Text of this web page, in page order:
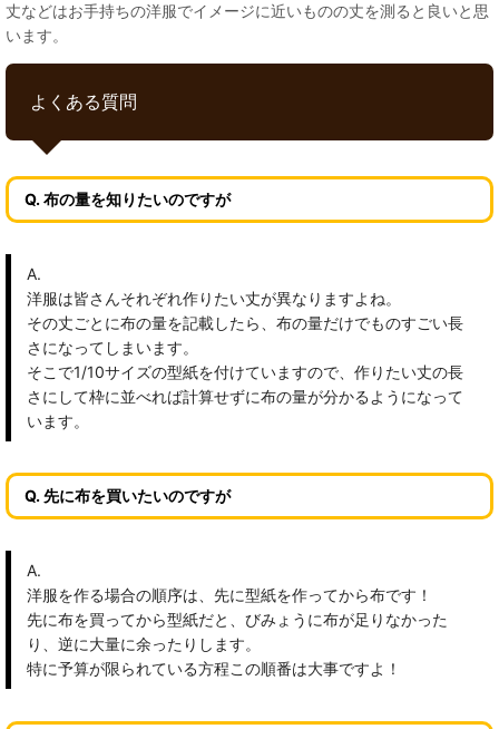
丈などはお手持ちの洋服でイメージに近いものの丈を測ると良いと思
います。
よくある質問
Q. 布の量を知りたいのですが
A.
洋服は皆さんそれぞれ作りたい丈が異なりますよね。
その丈ごとに布の量を記載したら、布の量だけでものすごい長
さになってしまいます。
そこで1/10サイズの型紙を付けていますので、作りたい丈の長
さにして枠に並べれば計算せずに布の量が分かるようになって
います。
Q. 先に布を買いたいのですが
A.
洋服を作る場合の順序は、先に型紙を作ってから布です！
先に布を買ってから型紙だと、びみょうに布が足りなかった
り、逆に大量に余ったりします。
特に予算が限られている方程この順番は大事ですよ！